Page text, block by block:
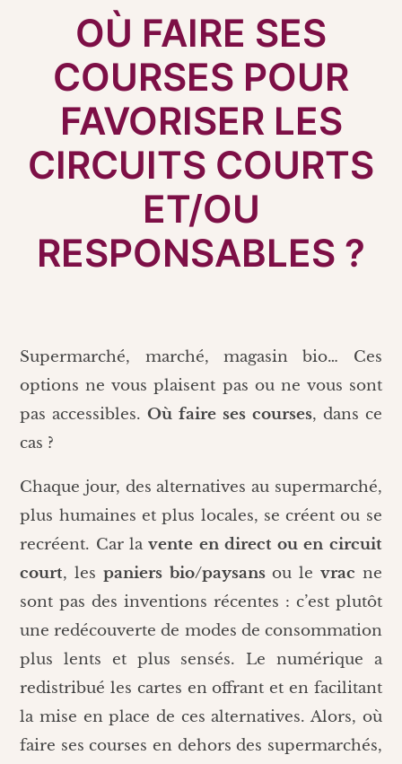
OÙ FAIRE SES
COURSES POUR
FAVORISER LES
CIRCUITS COURTS
ET/OU
RESPONSABLES ?
Supermarché, marché, magasin bio… Ces
options ne vous plaisent pas ou ne vous sont
pas accessibles.Où faire ses courses, dans ce
cas ?
Chaque jour, des alternatives au supermarché,
plus humaines et plus locales, se créent ou se
recréent. Car lavente en direct ou en circuit
court, les paniers bio/paysansou le vrac ne
sont pas des inventions récentes : c’est plutôt
une redécouverte de modes de consommation
plus lents et plus sensés. Le numérique a
redistribué les cartes en offrant et en facilitant
la mise en place de ces alternatives. Alors, où
faire ses courses en dehors des supermarchés,